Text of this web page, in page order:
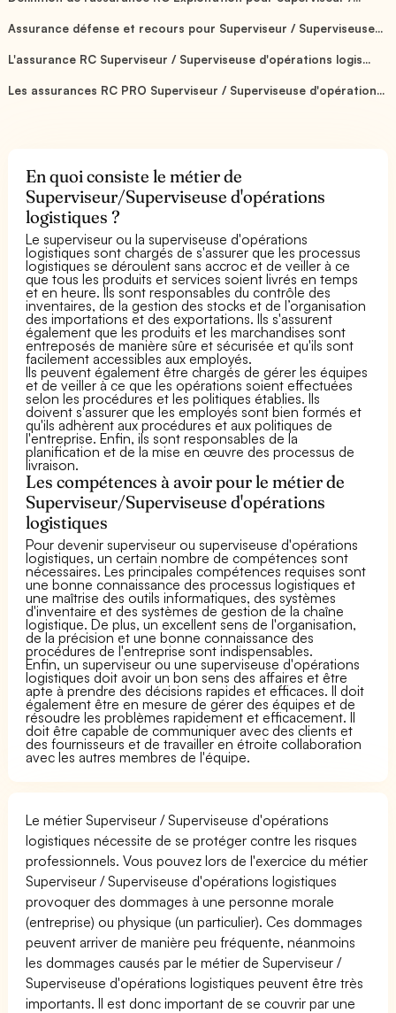
Assurance défense et recours pour Superviseur / Superviseuse...
L'assurance RC Superviseur / Superviseuse d'opérations logis...
Les assurances RC PRO Superviseur / Superviseuse d'opération...
En quoi consiste le métier de
Superviseur/Superviseuse d'opérations
logistiques ?
Le superviseur ou la superviseuse d'opérations
logistiques sont chargés de s'assurer que les processus
logistiques se déroulent sans accroc et de veiller à ce
que tous les produits et services soient livrés en temps
et en heure. Ils sont responsables du contrôle des
inventaires, de la gestion des stocks et de l’organisation
des importations et des exportations. Ils s'assurent
également que les produits et les marchandises sont
entreposés de manière sûre et sécurisée et qu'ils sont
facilement accessibles aux employés.
Ils peuvent également être chargés de gérer les équipes
et de veiller à ce que les opérations soient effectuées
selon les procédures et les politiques établies. Ils
doivent s'assurer que les employés sont bien formés et
qu'ils adhèrent aux procédures et aux politiques de
l'entreprise. Enfin, ils sont responsables de la
planification et de la mise en œuvre des processus de
livraison.
Les compétences à avoir pour le métier de
Superviseur/Superviseuse d'opérations
logistiques
Pour devenir superviseur ou superviseuse d'opérations
logistiques, un certain nombre de compétences sont
nécessaires. Les principales compétences requises sont
une bonne connaissance des processus logistiques et
une maîtrise des outils informatiques, des systèmes
d'inventaire et des systèmes de gestion de la chaîne
logistique. De plus, un excellent sens de l'organisation,
de la précision et une bonne connaissance des
procédures de l'entreprise sont indispensables.
Enfin, un superviseur ou une superviseuse d'opérations
logistiques doit avoir un bon sens des affaires et être
apte à prendre des décisions rapides et efficaces. Il doit
également être en mesure de gérer des équipes et de
résoudre les problèmes rapidement et efficacement. Il
doit être capable de communiquer avec des clients et
des fournisseurs et de travailler en étroite collaboration
avec les autres membres de l'équipe.
Le métier Superviseur / Superviseuse d'opérations
logistiques nécessite de se protéger contre les risques
professionnels. Vous pouvez lors de l'exercice du métier
Superviseur / Superviseuse d'opérations logistiques
provoquer des dommages à une personne morale
(entreprise) ou physique (un particulier). Ces dommages
peuvent arriver de manière peu fréquente, néanmoins
les dommages causés par le métier de Superviseur /
Superviseuse d'opérations logistiques peuvent être très
importants. Il est donc important de se couvrir par une